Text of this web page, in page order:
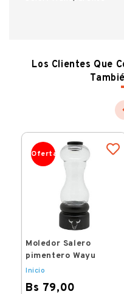
Los Clientes Que
Oferta
Moledor Salero
pimentero Wayu
Inicio
Bs 79,00